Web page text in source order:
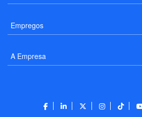
Empregos
A Empresa